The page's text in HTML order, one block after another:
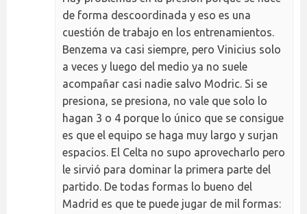
de forma descoordinada y eso es una
cuestión de trabajo en los entrenamientos.
Benzema va casi siempre, pero Vinicius solo
a veces y luego del medio ya no suele
acompañar casi nadie salvo Modric. Si se
presiona, se presiona, no vale que solo lo
hagan 3 o 4 porque lo único que se consigue
es que el equipo se haga muy largo y surjan
espacios. El Celta no supo aprovecharlo pero
le sirvió para dominar la primera parte del
partido. De todas formas lo bueno del
Madrid es que te puede jugar de mil formas: